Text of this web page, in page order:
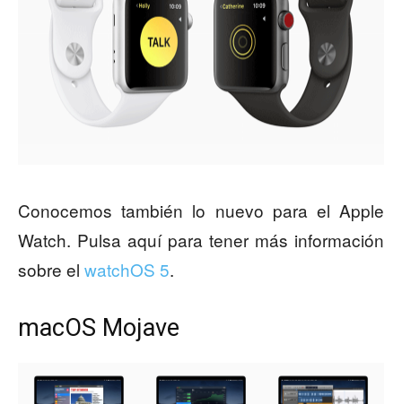
Conocemos también lo nuevo para el Apple
Watch. Pulsa aquí para tener más información
sobre el watchOS 5.
macOS Mojave